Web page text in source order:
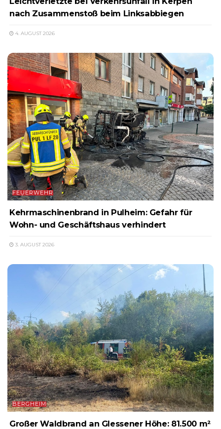
nach Zusammenstoß beim Linksabbiegen
4. AUGUST 2026
FEUERWEHR
Kehrmaschinenbrand in Pulheim: Gefahr für
Wohn- und Geschäftshaus verhindert
3. AUGUST 2026
BERGHEIM
Großer Waldbrand an Glessener Höhe: 81.500 m²